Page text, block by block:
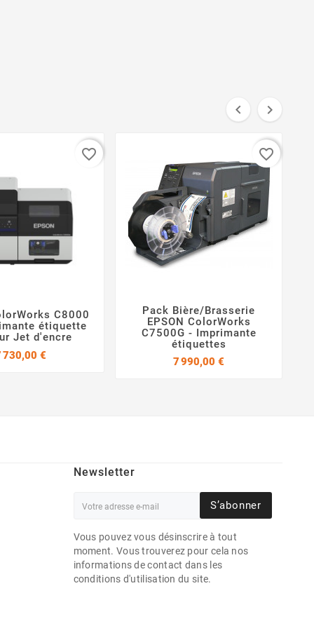
 

C8000
étiquette
Jet d'encre
730,00 €
favorite_border
 
Pack Bière/Brasserie
EPSON ColorWorks
C7500G - Imprimante
étiquettes
7 990,00 €
favorite_border
Newsletter
S’abonner
Vous pouvez vous désinscrire à tout
moment. Vous trouverez pour cela nos
informations de contact dans les
conditions d'utilisation du site.